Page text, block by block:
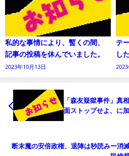
私的な事情により、暫くの間、
記事の投稿を休んでいました。
2023年10月13日
テ
し
「森友疑獄事件」真
面ストップせよ、に
断末魔の安倍政権、退陣は秒読みー消